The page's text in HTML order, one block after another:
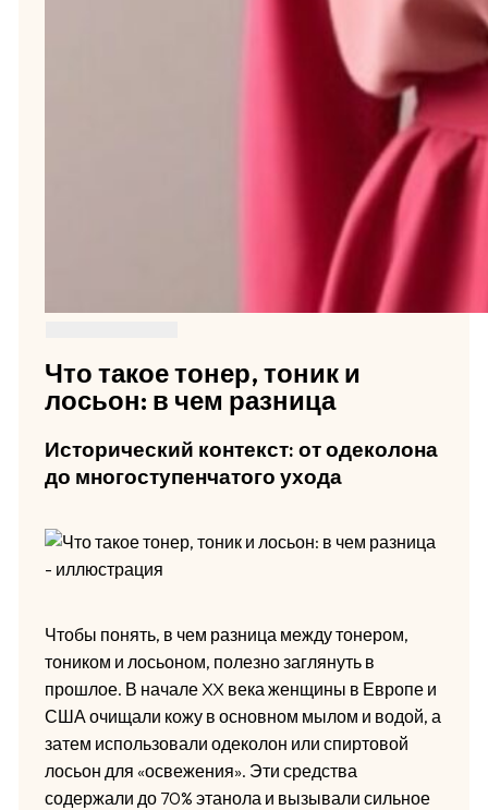
Что такое тонер, тоник и
лосьон: в чем разница
Исторический контекст: от одеколона
до многоступенчатого ухода
Чтобы понять, в чем разница между тонером,
тоником и лосьоном, полезно заглянуть в
прошлое. В начале XX века женщины в Европе и
США очищали кожу в основном мылом и водой, а
затем использовали одеколон или спиртовой
лосьон для «освежения». Эти средства
содержали до 70% этанола и вызывали сильное